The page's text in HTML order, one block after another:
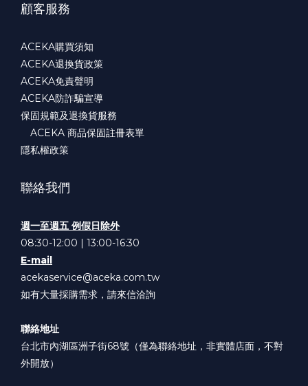
顧客服務
ACEKA購買須知
ACEKA退換貨政策
ACEKA免責聲明
ACEKA防詐騙宣導
保固規範及退換貨服務
ACEKA 商品保固註冊表單
隱私權政策
聯絡我們
週一至週五 例假日除外
08:30-12:00 | 13:00-16:30
E-mail
acekaservice@aceka.com.tw
如有大量採購需求，請來信洽詢
聯絡地址
台北市內湖區洲子街68號（僅為聯絡地址，非實體店面，不對
外開放）